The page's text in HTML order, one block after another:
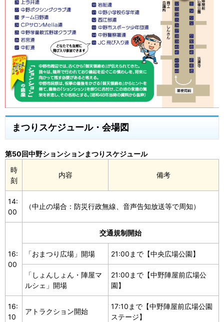
まつりスケジュール・会場図
第50回中野ションションまつりスケジュール
時
刻
内容 備考
14:
00
（中止の場合：防災行政無線、音声告知放送等で周知）
16:
00
交通規制開始
「おまつり広場」開場 21:00まで【中央広場公園】
「しょんしょん・陣屋マ
ルシェ」開場
21:00まで【中野陣屋前広場公
園】
16:
10
アトラクション開始
17:10まで【中野陣屋前広場公園
ステージ】